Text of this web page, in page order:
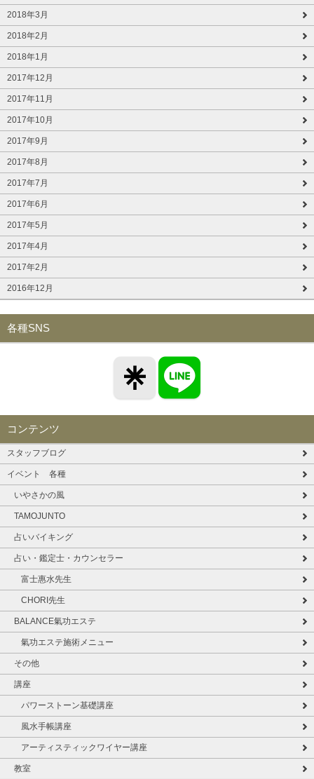
2018年3月
2018年2月
2018年1月
2017年12月
2017年11月
2017年10月
2017年9月
2017年8月
2017年7月
2017年6月
2017年5月
2017年4月
2017年2月
2016年12月
各種SNS
コンテンツ
スタッフブログ
イベント 各種
いやさかの風
TAMOJUNTO
占いバイキング
占い・鑑定士・カウンセラー
富士惠水先生
CHORI先生
BALANCE氣功エステ
氣功エステ施術メニュー
その他
講座
パワーストーン基礎講座
風水手帳講座
アーティスティックワイヤー講座
教室